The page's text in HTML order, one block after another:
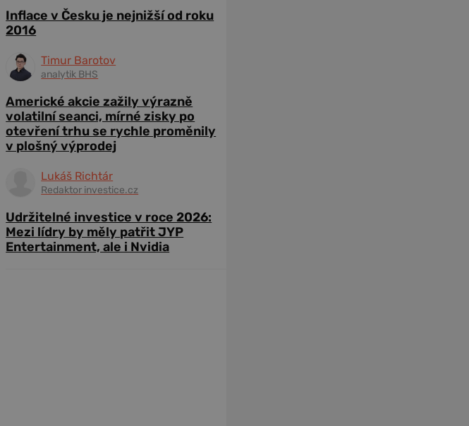
Inflace v Česku je nejnižší od roku
2016
Timur Barotov
analytik BHS
Americké akcie zažily výrazně
volatilní seanci, mírné zisky po
otevření trhu se rychle proměnily
v plošný výprodej
Lukáš Richtár
Redaktor investice.cz
Udržitelné investice v roce 2026:
Mezi lídry by měly patřit JYP
Entertainment, ale i Nvidia